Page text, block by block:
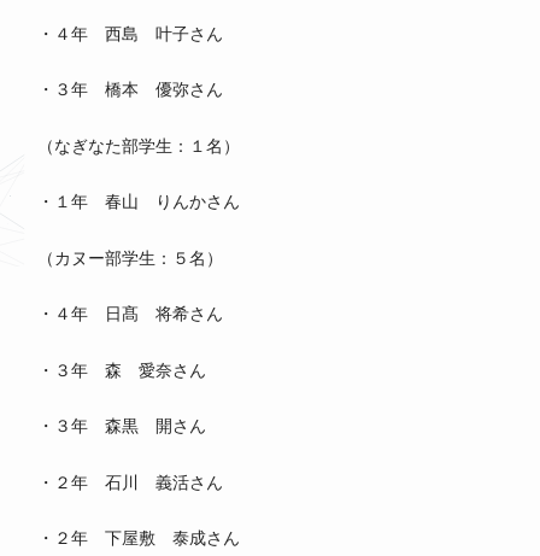
・４年 西島 叶子さん
・３年 橋本 優弥さん
（なぎなた部学生：１名）
・１年 春山 りんかさん
（カヌー部学生：５名）
・４年 日髙 将希さん
・３年 森 愛奈さん
・３年 森黒 開さん
・２年 石川 義活さん
・２年 下屋敷 泰成さん